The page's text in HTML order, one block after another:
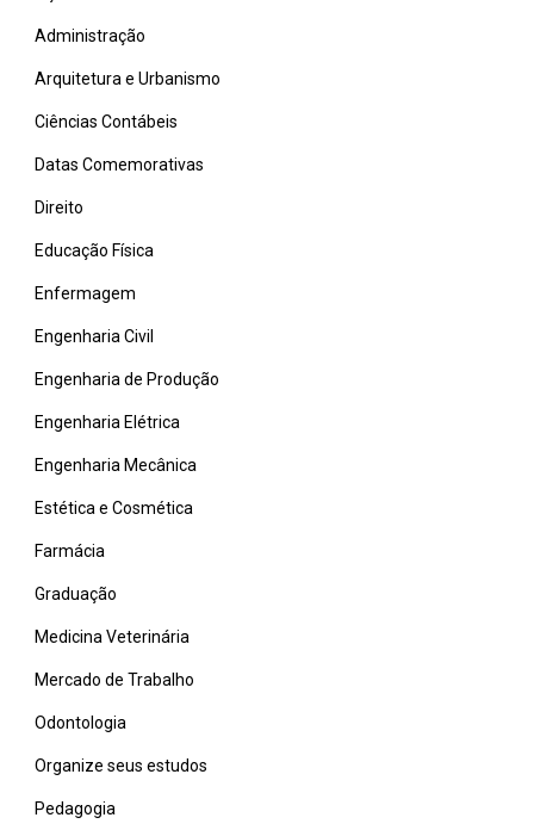
Administração
Arquitetura e Urbanismo
Ciências Contábeis
Datas Comemorativas
Direito
Educação Física
Enfermagem
Engenharia Civil
Engenharia de Produção
Engenharia Elétrica
Engenharia Mecânica
Estética e Cosmética
Farmácia
Graduação
Medicina Veterinária
Mercado de Trabalho
Odontologia
Organize seus estudos
Pedagogia